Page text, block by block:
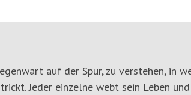
auf der Spur, zu verstehen, in
Jeder einzelne webt sein Leben